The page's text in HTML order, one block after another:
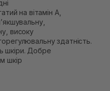
на вітамін А,
високу
здатність.
шкіри. Добре
шкір